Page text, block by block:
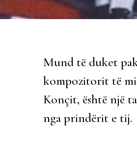
Mund të duket
kompozitorit të
Konçit, është një
nga prindërit e tij.